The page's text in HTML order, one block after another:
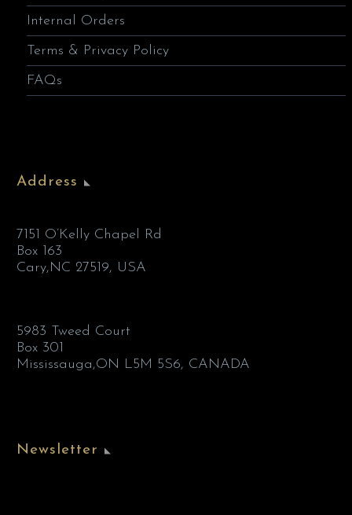
Internal Orders
Terms & Privacy Policy
FAQs
Address
7151 O’Kelly Chapel Rd
Box 163
Cary,NC 27519, USA
5983 Tweed Court
Box 301
Mississauga,ON L5M 5S6, CANADA
Newsletter